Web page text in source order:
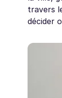
travers
décider